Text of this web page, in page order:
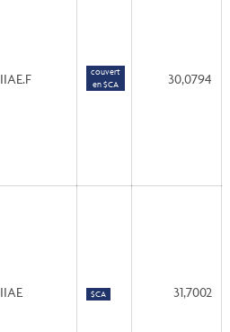
IIAE.F
couvert
en $CA
30,0794
IIAE $CA 31,7002